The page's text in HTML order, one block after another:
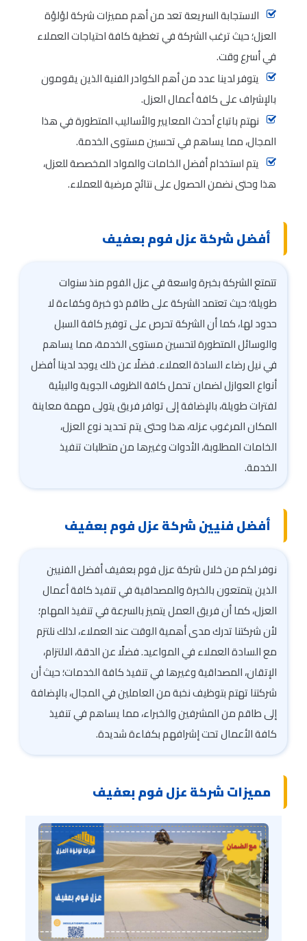
الاستجابة السريعة تعد من أهم مميزات شركة لؤلؤة
العزل؛ حيث ترغب الشركة في تغطية كافة احتياجات العملاء
في أسرع وقت.
يتوفر لدينا عدد من أهم الكوادر الفنية الذين يقومون
بالإشراف على كافة أعمال العزل.
نهتم باتباع أحدث المعايير والأساليب المتطورة في هذا
المجال، مما يساهم في تحسين مستوى الخدمة.
يتم استخدام أفضل الخامات والمواد المخصصة للعزل،
هذا وحتى نضمن الحصول على نتائج مرضية للعملاء.
أفضل شركة عزل فوم بعفيف
تتمتع الشركة بخبرة واسعة في عزل الفوم منذ سنوات
طويلة؛ حيث تعتمد الشركة على طاقم ذو خبرة وكفاءة لا
حدود لها، كما أن الشركة تحرص على توفير كافة السبل
والوسائل المتطورة لتحسين مستوى الخدمة، مما يساهم
في نيل رضاء السادة العملاء. فضلًا عن ذلك يوجد لدينا أفضل
أنواع العوازل لضمان تحمل كافة الظروف الجوية والبيئية
لفترات طويلة، بالإضافة إلى توافر فريق يتولى مهمة معاينة
المكان المرغوب عزله، هذا وحتى يتم تحديد نوع العزل،
الخامات المطلوبة، الأدوات وغيرها من متطلبات تنفيذ
الخدمة.
أفضل فنيين شركة عزل فوم بعفيف
نوفر لكم من خلال شركة عزل فوم بعفيف أفضل الفنيين
الذين يتمتعون بالخبرة والمصداقية في تنفيذ كافة أعمال
العزل، كما أن فريق العمل يتميز بالسرعة في تنفيذ المهام؛
لأن شركتنا تدرك مدى أهمية الوقت عند العملاء، لذلك نلتزم
مع السادة العملاء في المواعيد. فضلًا عن الدقة، الالتزام،
الإتقان، المصداقية وغيرها في تنفيذ كافة الخدمات؛ حيث أن
شركتنا تهتم بتوظيف نخبة من العاملين في المجال، بالإضافة
إلى طاقم من المشرفين والخبراء، مما يساهم في تنفيذ
كافة الأعمال تحت إشرافهم بكفاءة شديدة.
مميزات شركة عزل فوم بعفيف